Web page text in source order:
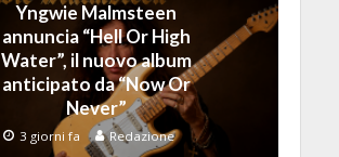
Yngwie Malmsteen
annuncia “Hell Or High
Water”, il nuovo album
anticipato da “Now Or
Never”
3 giorni fa Redazione